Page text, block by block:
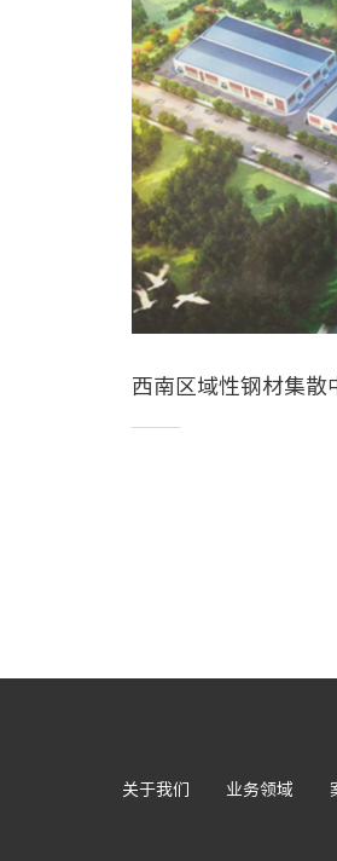
西南区域性钢材集散
关于我们 业务领域